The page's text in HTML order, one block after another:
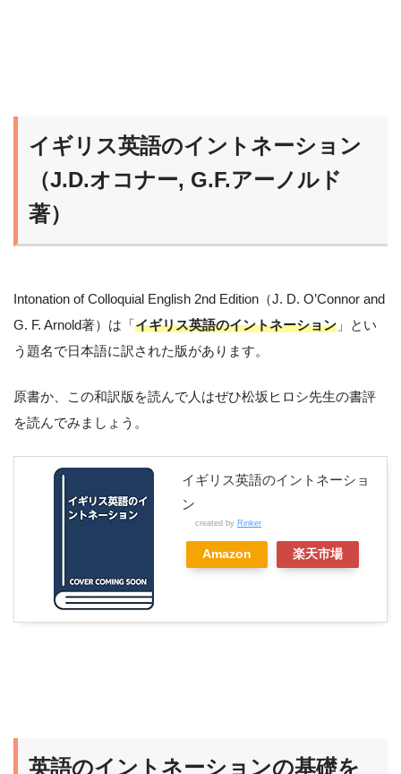
イギリス英語のイントネーション
（J.D.オコナー, G.F.アーノルド
著）
Intonation of Colloquial English 2nd Edition（J. D. O’Connor and
G. F. Arnold著）は「イギリス英語のイントネーション 」とい
う題名で日本語に訳された版があります。
原書か、この和訳版を読んで人はぜひ松坂ヒロシ先生の書評
を読んでみましょう。
イギリス英語のイントネーショ
ン
created by Rinker
Amazon 楽天市場
英語のイントネーションの基礎を